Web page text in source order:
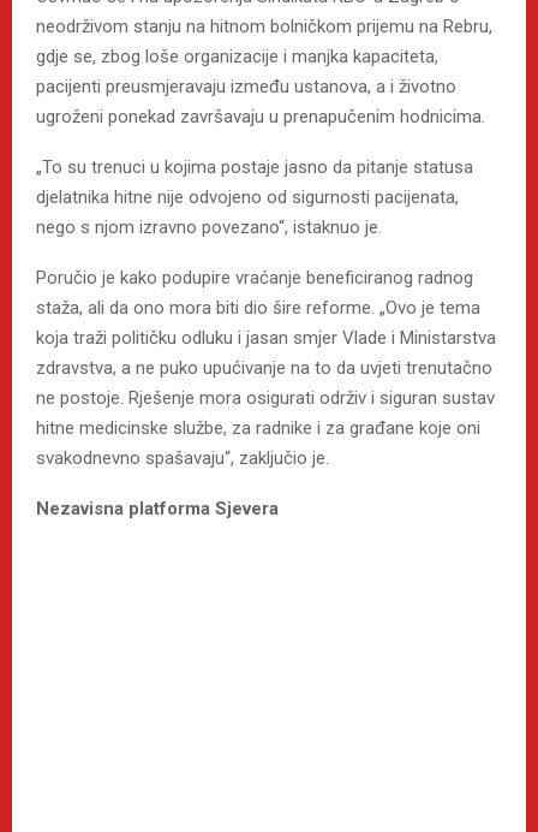
neodrživom stanju na hitnom bolničkom prijemu na Rebru,
gdje se, zbog loše organizacije i manjka kapaciteta,
pacijenti preusmjeravaju između ustanova, a i životno
ugroženi ponekad završavaju u prenapučenim hodnicima.
„To su trenuci u kojima postaje jasno da pitanje statusa
djelatnika hitne nije odvojeno od sigurnosti pacijenata,
nego s njom izravno povezano“, istaknuo je.
Poručio je kako podupire vraćanje beneficiranog radnog
staža, ali da ono mora biti dio šire reforme. „Ovo je tema
koja traži političku odluku i jasan smjer Vlade i Ministarstva
zdravstva, a ne puko upućivanje na to da uvjeti trenutačno
ne postoje. Rješenje mora osigurati održiv i siguran sustav
hitne medicinske službe, za radnike i za građane koje oni
svakodnevno spašavaju“, zaključio je.
Nezavisna platforma Sjevera